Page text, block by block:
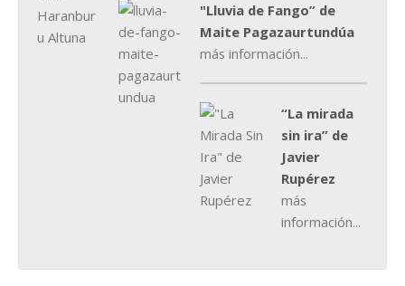
"Lluvia de Fango” de
Maite Pagazaurtundúa
más información...
“La mirada
sin ira” de
Javier
Rupérez
más
información...